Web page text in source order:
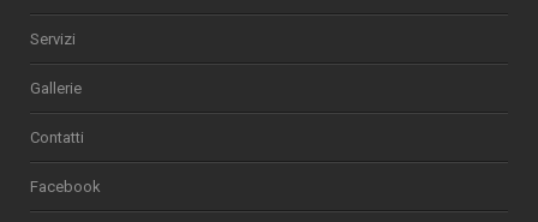
Servizi
Gallerie
Contatti
Facebook